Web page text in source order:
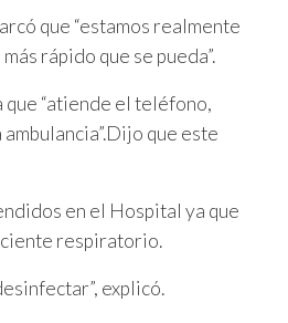
que “estamos realmente
rápido que se pueda”.
“atiende el teléfono,
que este
en el Hospital ya que
respiratorio.
explicó.